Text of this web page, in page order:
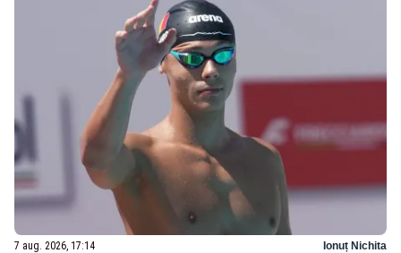
7 aug. 2026, 17:14 Ionuț Nichita